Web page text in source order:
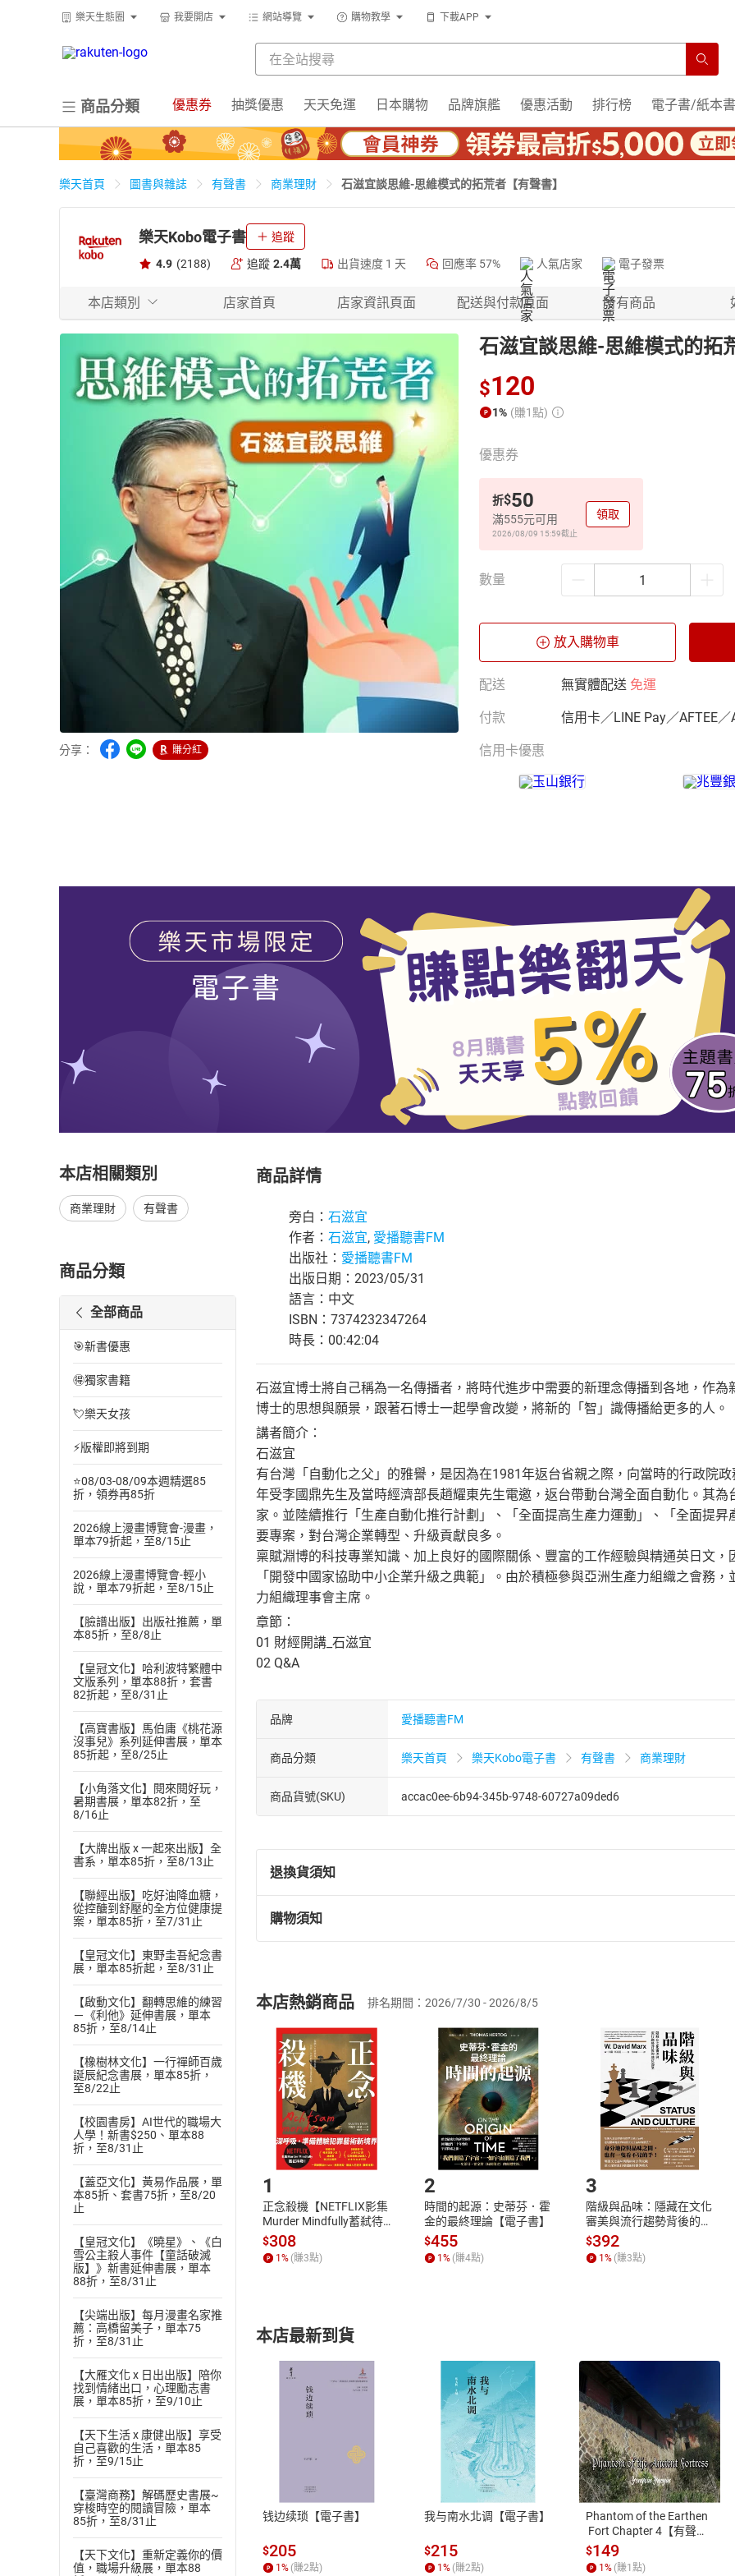
樂天生態圈 我要開店 網站導覽 購物教學 下載APP
商品分類 優惠券 抽獎優惠 天天免運 日本購物 品牌旗艦 優惠活動 排行榜 電子書/紙本書
樂天首頁 圖書與雜誌 有聲書 商業理財 石滋宜談思維-思維模式的拓荒者【有聲書】
樂天Kobo電子書 追蹤
4.9 (2188) 追蹤 2.4萬 出貨速度 1 天 回應率 57% 人氣店家 電子發票
本店類別 店家首頁 店家資訊頁面 配送與付款頁面 所有商品
分享： 賺分紅
石滋宜談思維-思維模式的拓
$120
1% (賺1點)
優惠券
折$50
滿555元可用
2026/08/09 15:59截止
領取
數量
放入購物車
配送 無實體配送 免運
付款 信用卡／LINE Pay／AFTEE／
信用卡優惠
本店相關類別
商業理財 有聲書
商品分類
全部商品
🎯新書優惠
🉐獨家書籍
💘樂天女孩
⚡版權即將到期
⭐08/03-08/09本週精選85
折，領券再85折
2026線上漫畫博覽會-漫畫，
單本79折起，至8/15止
2026線上漫畫博覽會-輕小
說，單本79折起，至8/15止
【臉譜出版】出版社推薦，單
本85折，至8/8止
【皇冠文化】哈利波特繁體中
文版系列，單本88折，套書
82折起，至8/31止
【高寶書版】馬伯庸《桃花源
沒事兒》系列延伸書展，單本
85折起，至8/25止
【小角落文化】閱來閱好玩，
暑期書展，單本82折，至
8/16止
【大牌出版 x 一起來出版】全
書系，單本85折，至8/13止
【聯經出版】吃好油降血糖，
從控醣到舒壓的全方位健康提
案，單本85折，至7/31止
【皇冠文化】東野圭吾紀念書
展，單本85折起，至8/31止
【啟動文化】翻轉思維的練習
－《利他》延伸書展，單本
85折，至8/14止
【橡樹林文化】一行禪師百歲
誕辰紀念書展，單本85折，
至8/22止
【校園書房】AI世代的職場大
人學！新書$250、單本88
折，至8/31止
【蓋亞文化】黃易作品展，單
本85折、套書75折，至8/20
止
【皇冠文化】《曉星》、《白
雪公主殺人事件【童話破滅
版】》新書延伸書展，單本
88折，至8/31止
【尖端出版】每月漫畫名家推
薦：高橋留美子，單本75
折，至8/31止
【大雁文化 x 日出出版】陪你
找到情緒出口，心理勵志書
展，單本85折，至9/10止
【天下生活 x 康健出版】享受
自己喜歡的生活，單本85
折，至9/15止
【臺灣商務】解碼歷史書展~
穿梭時空的閱讀冒險，單本
85折，至8/31止
【天下文化】重新定義你的價
值，職場升級展，單本88
商品詳情
旁白： 石滋宜
作者： 石滋宜, 愛播聽書FM
出版社： 愛播聽書FM
出版日期：2023/05/31
語言：中文
ISBN：7374232347264
時長：00:42:04
石滋宜博士將自己稱為一名傳播者，將時代進步中需要的新理念傳播到各地，作
博士的思想與願景，跟著石博士一起學會改變，將新的「智」識傳播給更多的人。
講者簡介：
石滋宜
有台灣「自動化之父」的雅譽，是因為在1981年返台省親之際，向當時的行政院
年受李國鼎先生及當時經濟部長趙耀東先生電邀，返台帶動台灣全面自動化。其
家。並陸續推行「生產自動化推行計劃」、「全面提高生產力運動」、「全面提
要專案，對台灣企業轉型、升級貢獻良多。
稟賦淵博的科技專業知識、加上良好的國際關係、豐富的工作經驗與精通英日文
「開發中國家協助中小企業升級之典範」。由於積極參與亞洲生產力組織之會務
力組織理事會主席。
章節：
01 財經開講_石滋宜
02 Q&A
品牌 愛播聽書FM
商品分類 樂天首頁 樂天Kobo電子書 有聲書 商業理財
商品貨號(SKU) accac0ee-6b94-345b-9748-60727a09ded6
退換貨須知
退換貨規定：
(一)依消費者保護法第19條第1項後段暨通訊交易解除權合理例外情事適用
(二)消費者訂購本店鋪之商品即代表知悉本店鋪所銷售之商品為電子書，
且已下載/存取電子書，不得請求退貨退款。
退貨方式：您欲取消訂單或辦理退貨時，請登入樂天市場，並於「我的訂單
貨」，本店鋪將依您的申請進行審核，待審核通過後將為您辦理退款事宜。
請注意，樂天市場須以整筆訂單為單位進行取消/退貨，恕無法以單支商品取
購物須知
挑選商品
Choose
放入購物車
Shopping cart
登入帳號
Login
購書後，如何開始使用？
Step1.選擇閱讀載具 Step2.登入
付款方式
ATM轉帳、信用卡、LINE PAY、AFTEE
退換貨規範
本店是否提供消費者保護法七日猶
之權利，遽消費者保護法及通訊交
除權合理例外情事適用準則，依商
質各有不同規定。詳細退換貨說明
照各商品說明。
本店熱銷商品 排名期間：2026/7/30 - 2026/8/5
1
正念殺機【NETFLIX影集
Murder Mindfully蓄弒待
發】【電子書】
$308
1% (賺3點)
2
時間的起源：史蒂芬．霍
金的最終理論【電子書】
$455
1% (賺4點)
3
階級與品味：隱藏在文化
審美與流行趨勢背後的地
位渴望【電子書】
$392
1% (賺3點)
本店最新到貨
钱边续琐【電子書】
$205
1% (賺2點)
我与南水北调【電子書】
$215
1% (賺2點)
Phantom of the Earthen
Fort Chapter 4【有聲
書】
$149
1% (賺1點)